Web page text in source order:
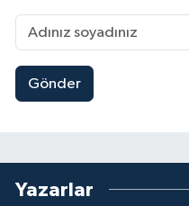
Gönder
Yazarlar